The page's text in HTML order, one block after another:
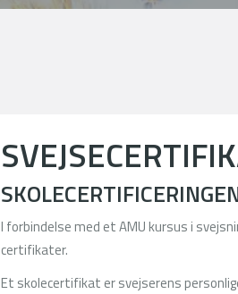
I forbindelse med et AMU kursus i
certifikater.
Et skolecertifikat er svejserens